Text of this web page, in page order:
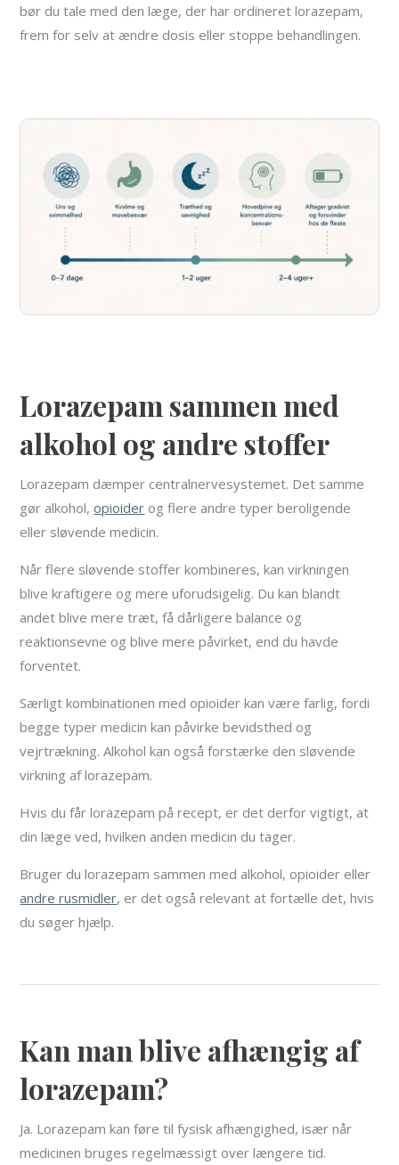
bør du tale med den læge, der har ordineret lorazepam,
frem for selv at ændre dosis eller stoppe behandlingen.
Lorazepam sammen med
alkohol og andre stoffer
Lorazepam dæmper centralnervesystemet. Det samme
gør alkohol,opioider og flere andre typer beroligende
eller sløvende medicin.
Når flere sløvende stoffer kombineres, kan virkningen
blive kraftigere og mere uforudsigelig. Du kan blandt
andet blive mere træt, få dårligere balance og
reaktionsevne og blive mere påvirket, end du havde
forventet.
Særligt kombinationen med opioider kan være farlig, fordi
begge typer medicin kan påvirke bevidsthed og
vejrtrækning. Alkohol kan også forstærke den sløvende
virkning af lorazepam.
Hvis du får lorazepam på recept, er det derfor vigtigt, at
din læge ved, hvilken anden medicin du tager.
Bruger du lorazepam sammen med alkohol, opioider eller
andre rusmidler, er det også relevant at fortælle det, hvis
du søger hjælp.
Kan man blive afhængig af
lorazepam?
Ja. Lorazepam kan føre til fysisk afhængighed, især når
medicinen bruges regelmæssigt over længere tid.